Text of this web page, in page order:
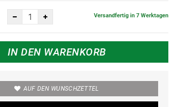
Versandfertig in 7 Werktagen
IN DEN WARENKORB
AUF DEN WUNSCHZETTEL